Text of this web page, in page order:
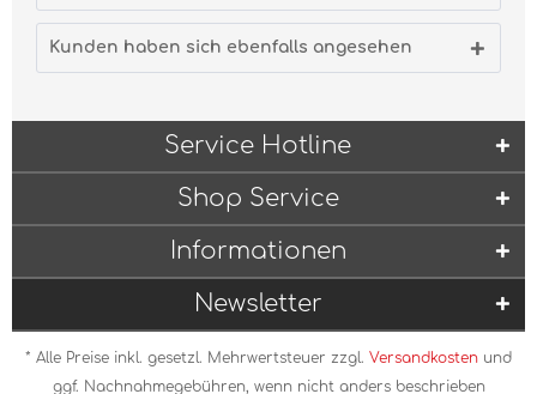
Kunden haben sich ebenfalls angesehen
Service Hotline
Shop Service
Informationen
Newsletter
* Alle Preise inkl. gesetzl. Mehrwertsteuer zzgl. Versandkosten und
ggf. Nachnahmegebühren, wenn nicht anders beschrieben